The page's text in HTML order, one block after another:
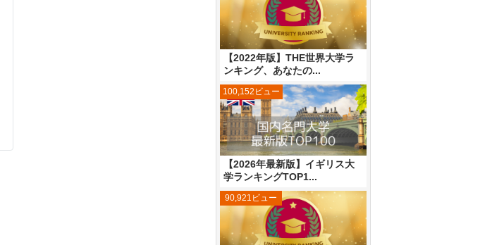
【2022年版】THE世界大学ラ
ンキング、あなたの...
【2026年最新版】イギリス大
学ランキングTOP1...
100,152ビュー
90,921ビュー